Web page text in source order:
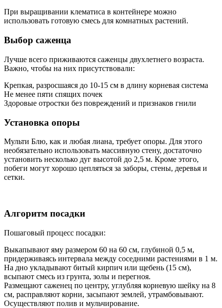
При выращивании клематиса в контейнере можно
использовать готовую смесь для комнатных растений.
Выбор саженца
Лучше всего приживаются саженцы двухлетнего возраста.
Важно, чтобы на них присутствовали:
Крепкая, разросшаяся до 10-15 см в длину корневая система
Не менее пяти спящих почек
Здоровые отростки без повреждений и признаков гнили
Установка опоры
Мульти Блю, как и любая лиана, требует опоры. Для этого
необязательно использовать массивную стену, достаточно
установить несколько дуг высотой до 2,5 м. Кроме этого,
побеги могут хорошо цепляться за заборы, стены, деревья и
сетки.
Алгоритм посадки
Пошаговый процесс посадки:
Выкапывают яму размером 60 на 60 см, глубиной 0,5 м,
придерживаясь интервала между соседними растениями в 1 м.
На дно укладывают битый кирпич или щебень (15 см),
всыпают смесь из грунта, золы и перегноя.
Размещают саженец по центру, углубляя корневую шейку на 8
см, расправляют корни, засыпают землей, утрамбовывают.
Осуществляют полив и мульчирование.